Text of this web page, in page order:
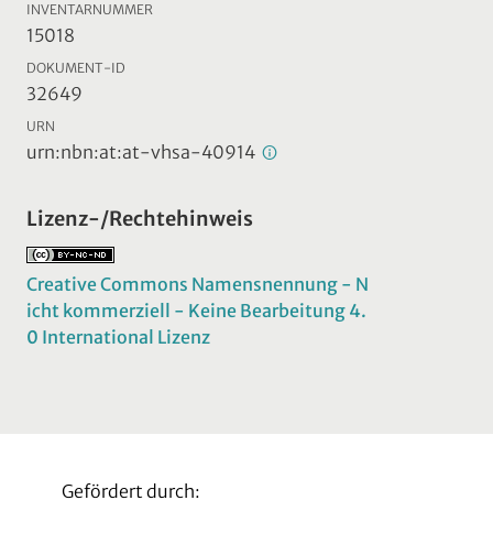
INVENTARNUMMER
15018
DOKUMENT-ID
32649
URN
urn:nbn:at:at-vhsa-40914
Lizenz-/Rechtehinweis
Creative Commons Namensnennung - N
icht kommerziell - Keine Bearbeitung 4.
0 International Lizenz
Gefördert durch: